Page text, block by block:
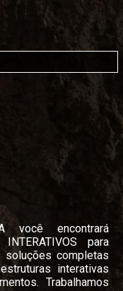
você encontrará
para
soluções completas
interativas
Trabalhamos